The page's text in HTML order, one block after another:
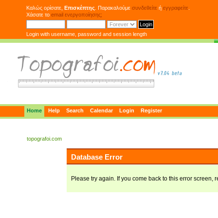
Καλώς ορίσατε, Επισκέπτης . Παρακαλούμε συνδεθείτε ή εγγραφείτε
Χάσατε το email ενεργοποίησης;
Login with username, password and session length
Home Help Search Calendar Login Register
topografoi.com
Database Error
Please try again. If you come back to this error screen,